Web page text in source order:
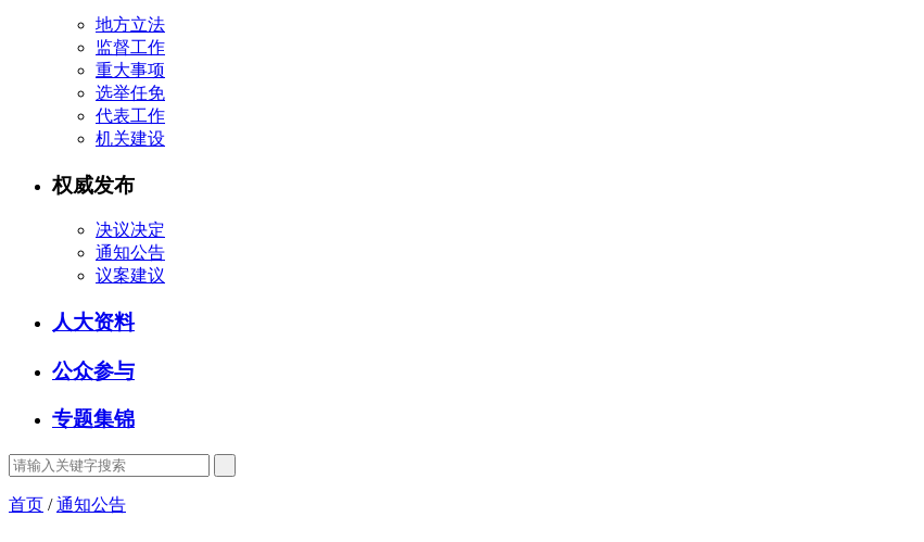
地方立法
监督工作
重大事项
选举任免
代表工作
机关建设
权威发布
决议决定
通知公告
议案建议
人大资料
公众参与
专题集锦
首页 /通知公告